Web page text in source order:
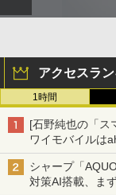
アクセスラ
1時間
[石野純也の「ス
ワイモバイルは
割」の安さと1
シャープ「
対策AI搭載、ま